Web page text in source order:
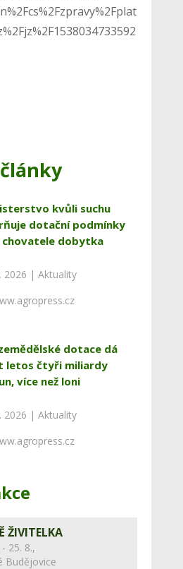
kvůli suchu
dotační podmínky
dobytka
2026 | Aktuality
dotace dá
letos čtyři miliardy
více než loni
2026 | Aktuality
ŽIVITELKA
25. 8.,
Budějovice